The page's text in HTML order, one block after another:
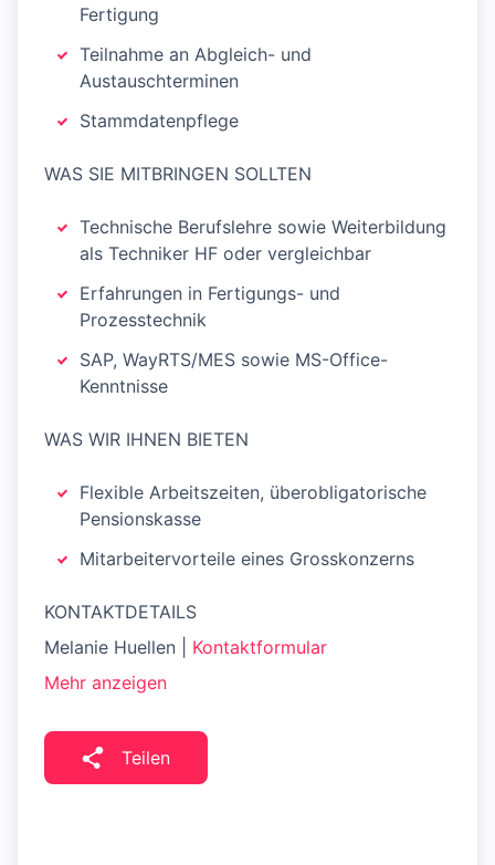
Fertigung
Teilnahme an Abgleich- und
Austauschterminen
Stammdatenpflege
WAS SIE MITBRINGEN SOLLTEN
Technische Berufslehre sowie Weiterbildung
als Techniker HF oder vergleichbar
Erfahrungen in Fertigungs- und
Prozesstechnik
SAP, WayRTS/MES sowie MS-Office-
Kenntnisse
WAS WIR IHNEN BIETEN
Flexible Arbeitszeiten, überobligatorische
Pensionskasse
Mitarbeitervorteile eines Grosskonzerns
KONTAKTDETAILS
Melanie Huellen | Kontaktformular
Mehr anzeigen
Teilen